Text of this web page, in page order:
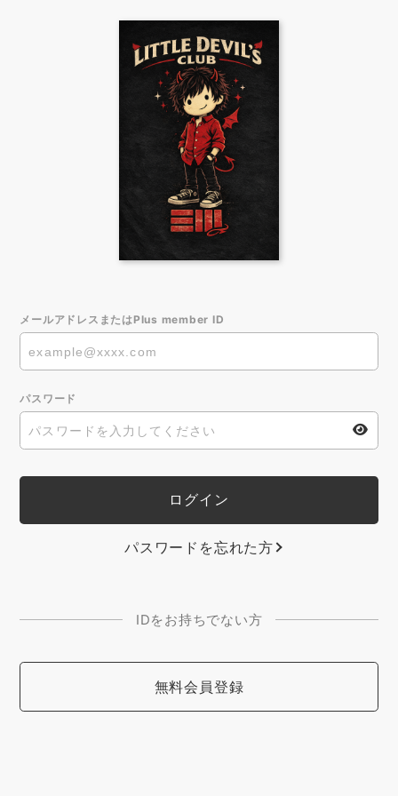
メールアドレスまたはPlus member ID
パスワード
パスワードを忘れた方
IDをお持ちでない方
無料会員登録